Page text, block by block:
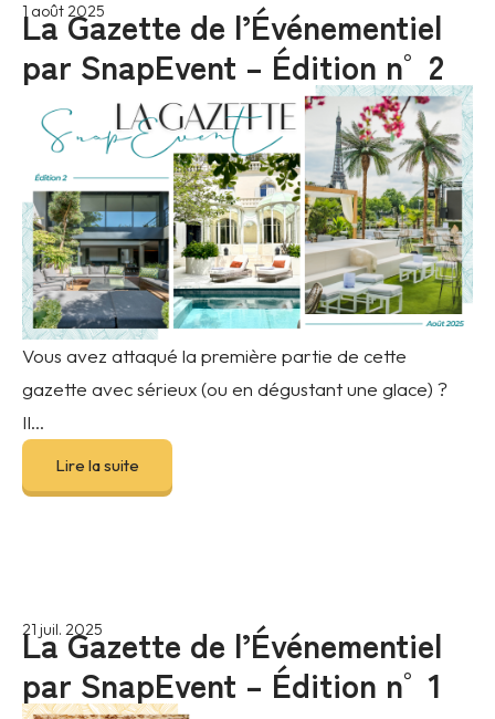
La Gazette de l’Événementiel
par SnapEvent – Édition n°2
1 août 2025
Vous avez attaqué la première partie de cette
gazette avec sérieux (ou en dégustant une glace) ?
Il...
Lire la suite
La Gazette de l’Événementiel
par SnapEvent – Édition n°1
21 juil. 2025